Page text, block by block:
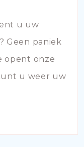
u uw
Geen paniek
opent onze
u weer uw